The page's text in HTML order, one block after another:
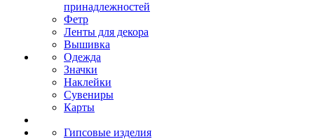
принадлежностей
Фетр
Ленты для декора
Вышивка
Одежда
Значки
Наклейки
Сувениры
Карты
Гипсовые изделия